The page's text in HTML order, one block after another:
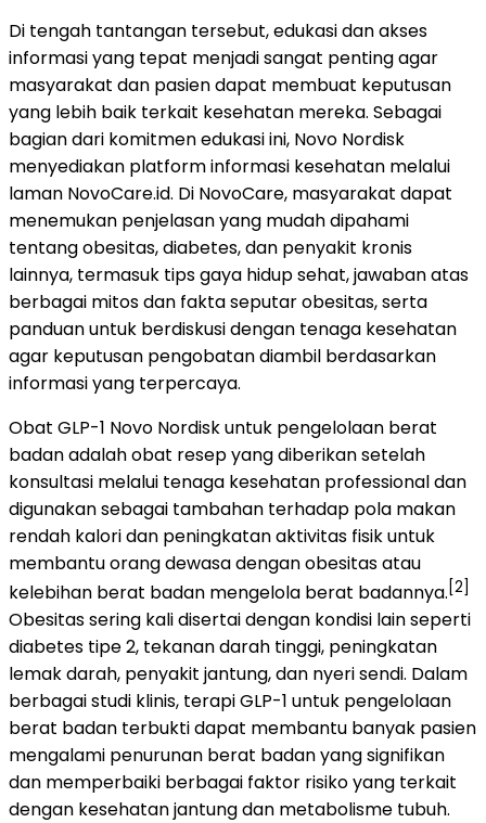
Di tengah tantangan tersebut, edukasi dan akses
informasi yang tepat menjadi sangat penting agar
masyarakat dan pasien dapat membuat keputusan
yang lebih baik terkait kesehatan mereka. Sebagai
bagian dari komitmen edukasi ini, Novo Nordisk
menyediakan platform informasi kesehatan melalui
laman NovoCare.id. Di NovoCare, masyarakat dapat
menemukan penjelasan yang mudah dipahami
tentang obesitas, diabetes, dan penyakit kronis
lainnya, termasuk tips gaya hidup sehat, jawaban atas
berbagai mitos dan fakta seputar obesitas, serta
panduan untuk berdiskusi dengan tenaga kesehatan
agar keputusan pengobatan diambil berdasarkan
informasi yang terpercaya.
Obat GLP-1 Novo Nordisk untuk pengelolaan berat
badan adalah obat resep yang diberikan setelah
konsultasi melalui tenaga kesehatan professional dan
digunakan sebagai tambahan terhadap pola makan
rendah kalori dan peningkatan aktivitas fisik untuk
membantu orang dewasa dengan obesitas atau
kelebihan berat badan mengelola berat badannya. [2]
Obesitas sering kali disertai dengan kondisi lain seperti
diabetes tipe 2, tekanan darah tinggi, peningkatan
lemak darah, penyakit jantung, dan nyeri sendi. Dalam
berbagai studi klinis, terapi GLP-1 untuk pengelolaan
berat badan terbukti dapat membantu banyak pasien
mengalami penurunan berat badan yang signifikan
dan memperbaiki berbagai faktor risiko yang terkait
dengan kesehatan jantung dan metabolisme tubuh.